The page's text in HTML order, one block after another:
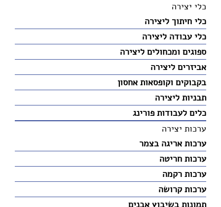
כלי יצירה
כלי חיתוך ליצירה
כלי עבודה ליצירה
ספוגים ומכחולים ליצירה
אביזרים ליצירה
בקבוקים וקופסאות אחסון
תבניות ליצירה
כלים לעבודות פורינג
ערכות יצירה
ערכות אריגה בצמר
ערכות חריטה
ערכות רקמה
ערכות קרושה